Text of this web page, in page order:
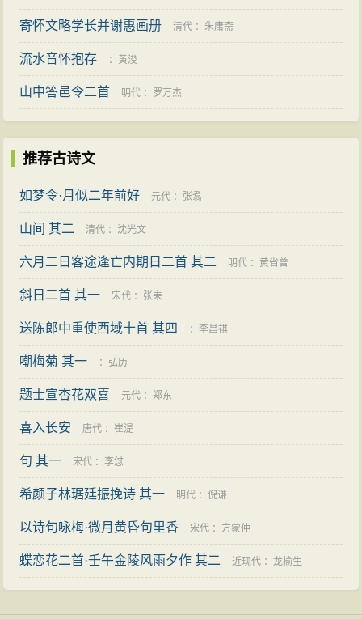
：夏孙桐
寄怀文略学长并谢惠画册 清代 ：朱庸斋
流水音怀抱存 ：黄浚
山中答邑令二首 明代 ： 罗万杰
推荐古诗文
如梦令·月似二年前好 元代 ： 张翥
山间 其二 清代 ： 沈光文
六月二日客途逢亡内期日二首 其二 明代 ：黄省曾
斜日二首 其一 宋代 ： 张耒
送陈郎中重使西域十首 其四 ：李昌祺
嘲梅菊 其一 ： 弘历
题士宣杏花双喜 元代 ：郑东
喜入长安 唐代 ：崔湜
句 其一 宋代 ：李怤
希颜子林琚廷振挽诗 其一 明代 ：倪谦
以诗句咏梅·微月黄昏句里香 宋代 ： 方蒙仲
蝶恋花二首·壬午金陵风雨夕作 其二 近现代 ：龙榆生